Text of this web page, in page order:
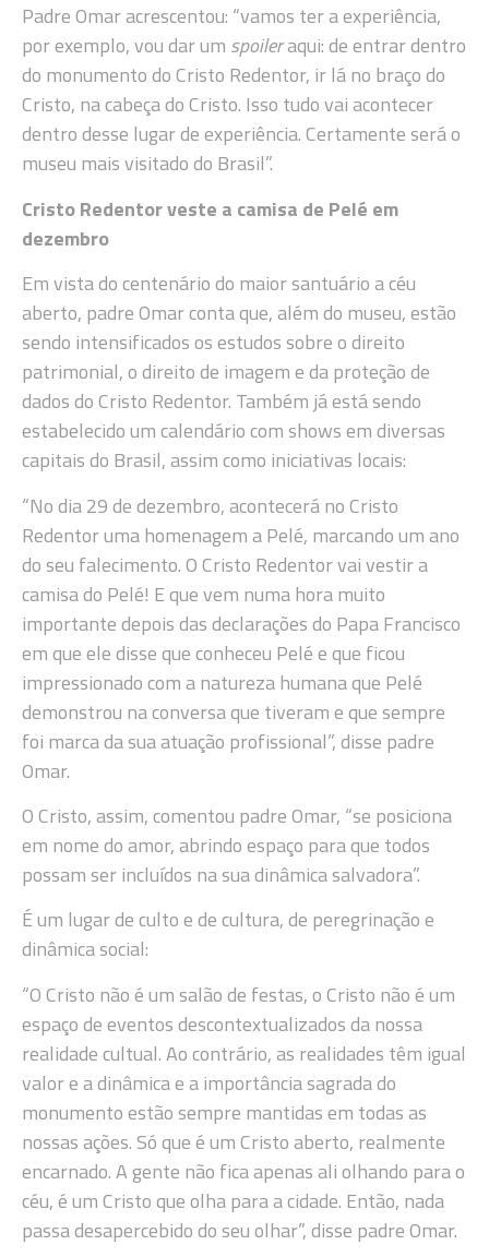
Padre Omar acrescentou: “vamos ter a experiência,
por exemplo, vou dar um spoileraqui: de entrar dentro
do monumento do Cristo Redentor, ir lá no braço do
Cristo, na cabeça do Cristo. Isso tudo vai acontecer
dentro desse lugar de experiência. Certamente será o
museu mais visitado do Brasil”.
Cristo Redentor veste a camisa de Pelé em
dezembro
Em vista do centenário do maior santuário a céu
aberto, padre Omar conta que, além do museu, estão
sendo intensificados os estudos sobre o direito
patrimonial, o direito de imagem e da proteção de
dados do Cristo Redentor. Também já está sendo
estabelecido um calendário com shows em diversas
capitais do Brasil, assim como iniciativas locais:
“No dia 29 de dezembro, acontecerá no Cristo
Redentor uma homenagem a Pelé, marcando um ano
do seu falecimento. O Cristo Redentor vai vestir a
camisa do Pelé! E que vem numa hora muito
importante depois das declarações do Papa Francisco
em que ele disse que conheceu Pelé e que ficou
impressionado com a natureza humana que Pelé
demonstrou na conversa que tiveram e que sempre
foi marca da sua atuação profissional”, disse padre
Omar.
O Cristo, assim, comentou padre Omar, “se posiciona
em nome do amor, abrindo espaço para que todos
possam ser incluídos na sua dinâmica salvadora”.
É um lugar de culto e de cultura, de peregrinação e
dinâmica social:
“O Cristo não é um salão de festas, o Cristo não é um
espaço de eventos descontextualizados da nossa
realidade cultual. Ao contrário, as realidades têm igual
valor e a dinâmica e a importância sagrada do
monumento estão sempre mantidas em todas as
nossas ações. Só que é um Cristo aberto, realmente
encarnado. A gente não fica apenas ali olhando para o
céu, é um Cristo que olha para a cidade. Então, nada
passa desapercebido do seu olhar”, disse padre Omar.